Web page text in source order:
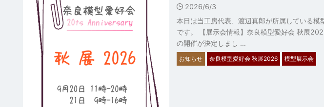
2026/6/3
本日は当工房代表、渡辺真郎が所属している
です。 【展示会情報】奈良模型愛好会 秋展
の開催が決定しまし …
お知らせ 奈良模型愛好会 秋展2026 模型展示会